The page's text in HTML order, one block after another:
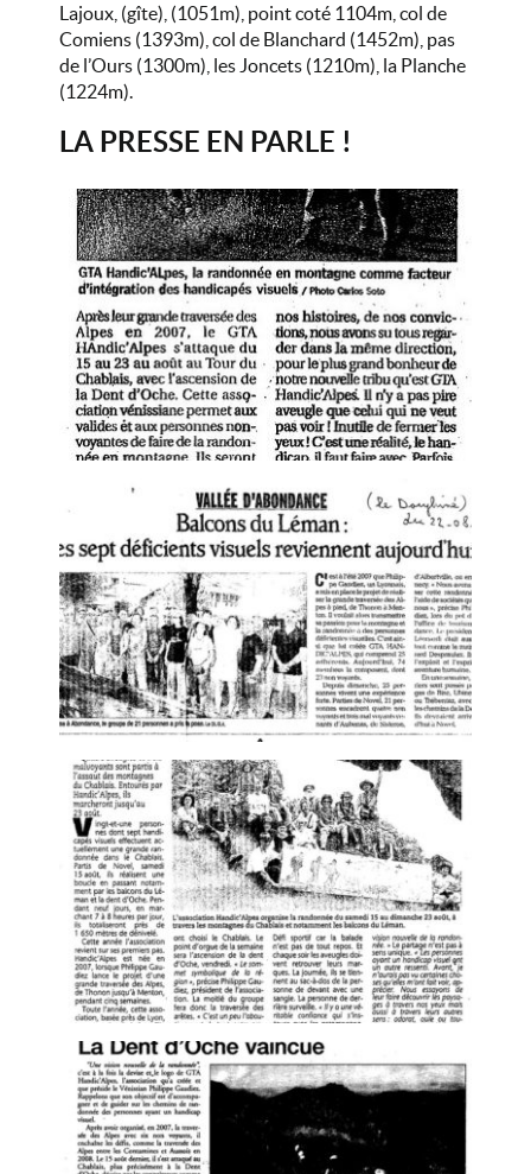
Lajoux, (gîte), (1051m), point coté 1104m, col de
Comiens (1393m), col de Blanchard (1452m), pas
de l’Ours (1300m), les Joncets (1210m), la Planche
(1224m).
LA PRESSE EN PARLE !